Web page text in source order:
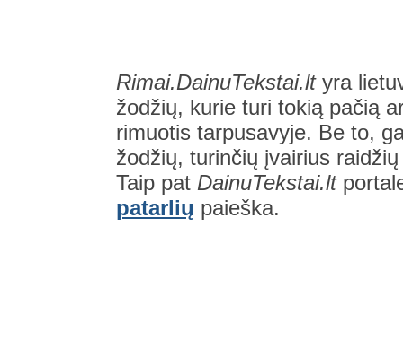
Rimai.DainuTekstai.ltyra
žodžių, kurie turi tokią pačią
rimuotis tarpusavyje. Be to,
žodžių, turinčių įvairius
Taip pat DainuTekstai.lt
patarlių paieška.